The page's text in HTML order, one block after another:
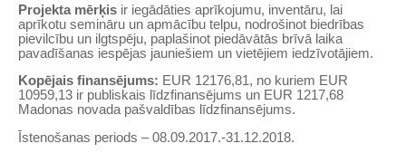
Projekta mērķis ir iegādāties aprīkojumu, inventāru, lai
aprīkotu semināru un apmācību telpu, nodrošinot biedrības
pievilcību un ilgtspēju, paplašinot piedāvātās brīvā laika
pavadīšanas iespējas jauniešiem un vietējiem iedzīvotājiem.
Kopējais finansējums: EUR 12176,81, no kuriem EUR
10959,13 ir publiskais līdzfinansējums un EUR 1217,68
Madonas novada pašvaldības līdzfinansējums.
Īstenošanas periods – 08.09.2017.-31.12.2018.